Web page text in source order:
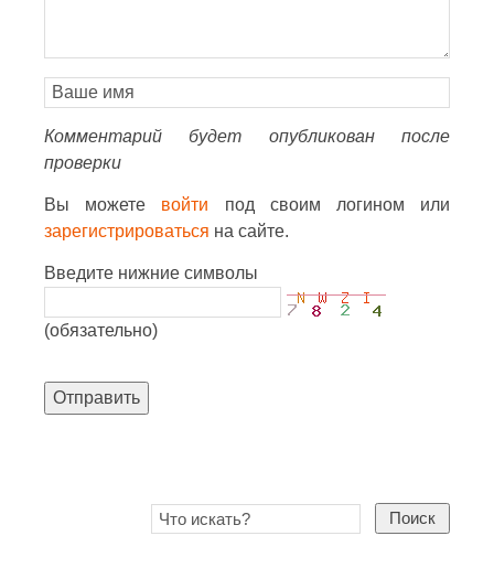
Комментарий будет опубликован после
проверки
Вы можете войти под своим логином или
зарегистрироваться на сайте.
Введите нижние символы
(обязательно)
Отправить
Поиск